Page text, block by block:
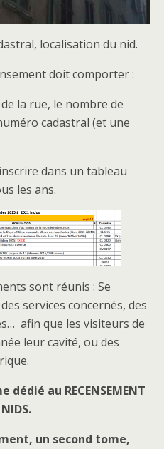
localisation du nid.
doit comporter :
la rue, le nombre de
cadastral (et une
dans un tableau
les ans.
sont réunis : Se
services concernés, des
afin que les visiteurs de
leur cavité, ou des
au RECENSEMENT
NIDS.
un second tome,